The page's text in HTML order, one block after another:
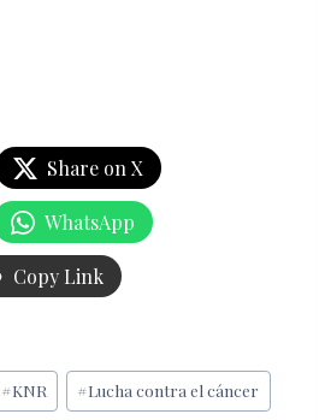
Share on X
WhatsApp
Copy Link
#KNR #Lucha contra el cáncer